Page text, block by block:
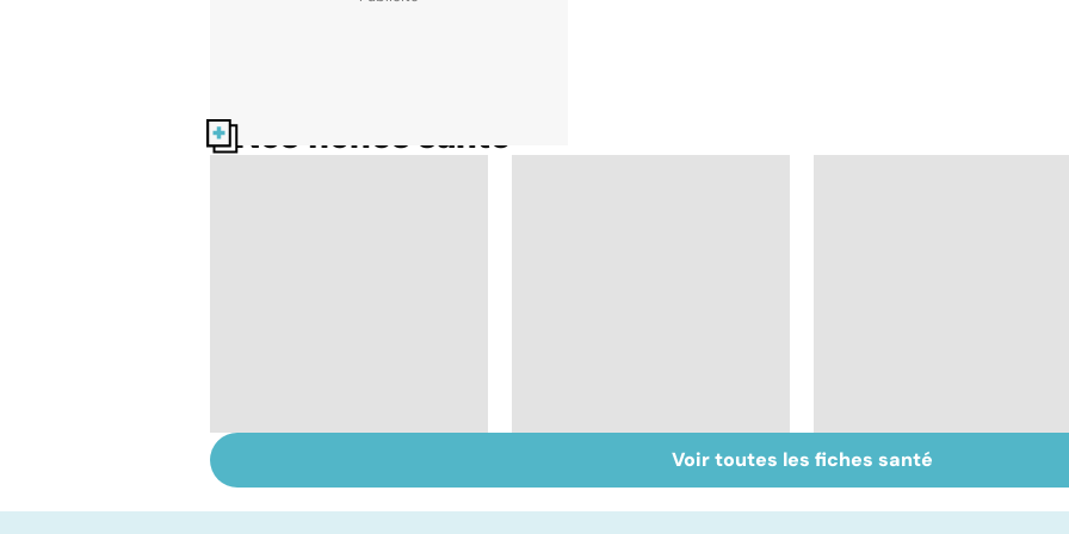
Nos fiches santé
on ne guérit pas
Tout savoir sur les
infections
Inflammation des
amygdales : que faire
Voir toutes les fiches santé